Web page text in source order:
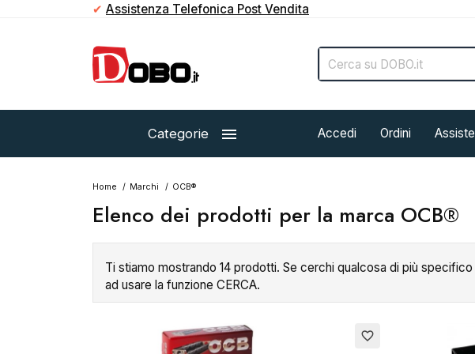
✔ Assistenza Telefonica Post Vendita
Categorie  Accedi Ordini
Home Marchi OCB®
Elenco dei prodotti per la marca OCB®
Ti stiamo mostrando 14 prodotti. Se cerchi qualcosa di più
ad usare la funzione CERCA.
favorite_border